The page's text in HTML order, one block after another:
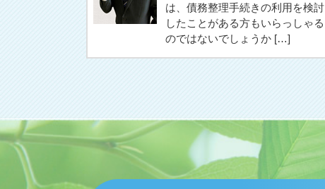
は、債務整理手続きの利用を検討
したことがある方もいらっしゃる
のではないでしょうか […]